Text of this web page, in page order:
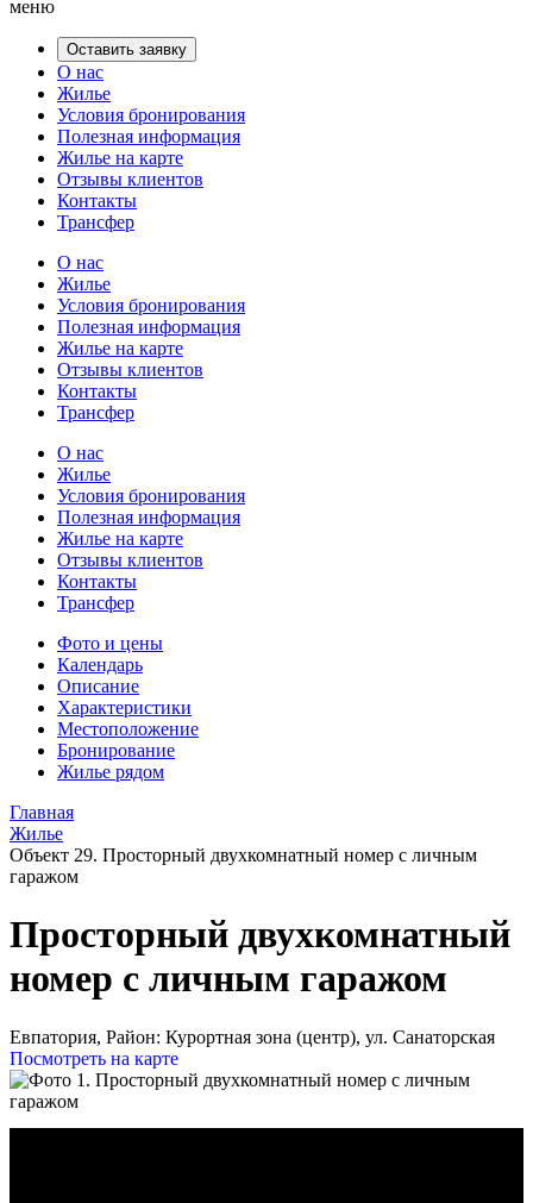
меню
Оставить заявку
О нас
Жилье
Условия бронирования
Полезная информация
Жилье на карте
Отзывы клиентов
Контакты
Трансфер
О нас
Жилье
Условия бронирования
Полезная информация
Жилье на карте
Отзывы клиентов
Контакты
Трансфер
О нас
Жилье
Условия бронирования
Полезная информация
Жилье на карте
Отзывы клиентов
Контакты
Трансфер
Фото и цены
Календарь
Описание
Характеристики
Местоположение
Бронирование
Жилье рядом
Главная
Жилье
Объект 29. Просторный двухкомнатный номер с личным
гаражом
Просторный двухкомнатный
номер с личным гаражом
Евпатория, Район: Курортная зона (центр), ул. Санаторская
Посмотреть на карте